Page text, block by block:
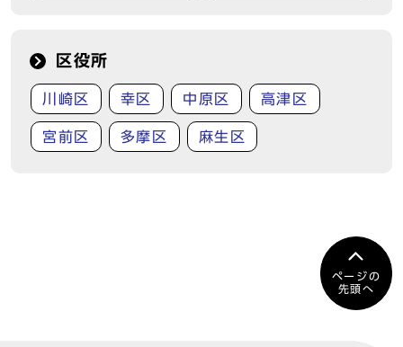
区役所
川崎区 幸区 中原区 高津区
宮前区 多摩区 麻生区
ページの
先頭へ